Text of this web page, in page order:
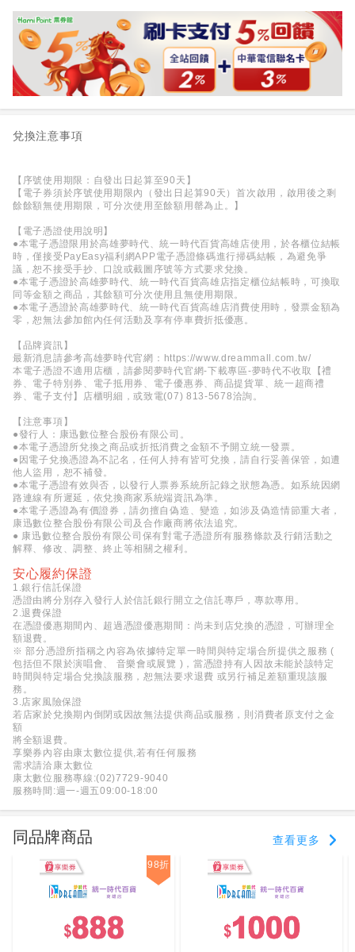
兌換注意事項
【序號使用期限：自發出日起算至90天】
【電子券須於序號使用期限內（發出日起算90天）首次啟用，啟用後之剩
餘餘額無使用期限，可分次使用至餘額用罄為止。】
【電子憑證使用說明】
●本電子憑證限用於高雄夢時代、統一時代百貨高雄店使用，於各櫃位結帳
時，僅接受PayEasy福利網APP電子憑證條碼進行掃碼結帳，為避免爭
議，恕不接受手抄、口說或截圖序號等方式要求兌換。
●本電子憑證於高雄夢時代、統一時代百貨高雄店指定櫃位結帳時，可換取
同等金額之商品，其餘額可分次使用且無使用期限。
●本電子憑證於高雄夢時代、統一時代百貨高雄店消費使用時，發票金額為
零，恕無法參加館內任何活動及享有停車費折抵優惠。
【品牌資訊】
最新消息請參考高雄夢時代官網： https://www.dreammall.com.tw/
本電子憑證不適用店櫃，請參閱夢時代官網-下載專區-夢時代不收取【禮
券、電子特別券、電子抵用券、電子優惠券、商品提貨單、統一超商禮
券、電子支付】店櫃明細，或致電(07) 813-5678洽詢。
【注意事項】
●發行人：康迅數位整合股份有限公司。
●本電子憑證所兌換之商品或折抵消費之金額不予開立統一發票。
●因電子兌換憑證為不記名，任何人持有皆可兌換，請自行妥善保管，如遭
他人盜用，恕不補發。
●本電子憑證有效與否，以發行人票券系統所記錄之狀態為憑。如系統因網
路連線有所遲延，依兌換商家系統端資訊為準。
●本電子憑證為有價證券，請勿擅自偽造、變造，如涉及偽造情節重大者，
康迅數位整合股份有限公司及合作廠商將依法追究。
● 康迅數位整合股份有限公司保有對電子憑證所有服務條款及行銷活動之
解釋、修改、調整、終止等相關之權利。
安心履約保證
1.銀行信託保證
憑證由將分別存入發行人於信託銀行開立之信託專戶，專款專用。
2.退費保證
在憑證優惠期間內、超過憑證優惠期間：尚未到店兌換的憑證，可辦理全
額退費。
※ 部分憑證所指稱之內容為依據特定單一時間與特定場合所提供之服務 (
包括但不限於演唱會、 音樂會或展覽 )，當憑證持有人因故未能於該特定
時間與特定場合兌換該服務，恕無法要求退費 或另行補足差額重現該服
務。
3.店家風險保證
若店家於兌換期內倒閉或因故無法提供商品或服務，則消費者原支付之金
額
將全額退費。
享樂券內容由康太數位提供,若有任何服務
需求請洽康太數位
康太數位服務專線:(02)7729-9040
服務時間:週一-週五09:00-18:00
同品牌商品 查看更多
98折